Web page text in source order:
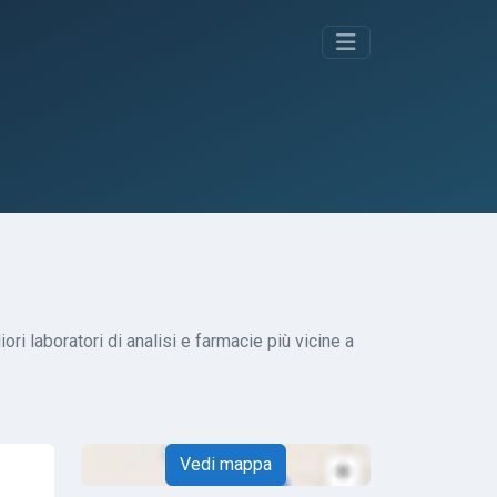
laboratori di analisi e farmacie più vicine a
Vedi mappa